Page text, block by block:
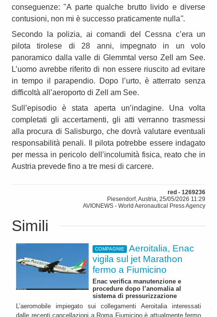
conseguenze: "A parte qualche brutto livido e diverse
contusioni, non mi è successo praticamente nulla".
Secondo la polizia, ai comandi del Cessna c’era un
pilota tirolese di 28 anni, impegnato in un volo
panoramico dalla valle di Glemmtal verso Zell am See.
L’uomo avrebbe riferito di non essere riuscito ad evitare
in tempo il parapendio. Dopo l’urto, è atterrato senza
difficoltà all’aeroporto di Zell am See.
Sull’episodio è stata aperta un’indagine. Una volta
completati gli accertamenti, gli atti verranno trasmessi
alla procura di Salisburgo, che dovrà valutare eventuali
responsabilità penali. Il pilota potrebbe essere indagato
per messa in pericolo dell’incolumità fisica, reato che in
Austria prevede fino a tre mesi di carcere.
red - 1269236
Piesendorf, Austria, 25/05/2026 11:29
AVIONEWS - World Aeronautical Press Agency
Simili
COMPAGNIE
Aeroitalia, Enac
vigila sul jet Marathon
fermo a Fiumicino
Enac verifica manutenzione e
procedure dopo l’anomalia al
sistema di pressurizzazione
L’aeromobile impiegato sui collegamenti Aeroitalia interessati
dalle recenti cancellazioni a Roma Fiumicino è attualmente fermo